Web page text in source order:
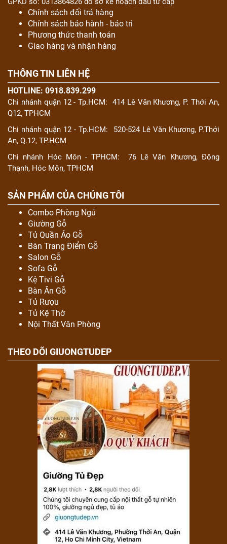
Chính sách đổi trả hàng
Chính sách bảo hành - bảo trì
Phương thức thanh toán
Giao hàng và nhận hàng
THÔNG TIN LIÊN HỆ
HOTLINE: 0918.839.299
Chi nhánh quận 12 - Tp.HCM:
414 Lê Văn Khương, P. Thới An,
Q12, TPHCM
Chi nhánh quận 12 - Tp.HCM:
520-524 Lê Văn Khương, P.Thới
An, Q.12, TP.HCM
Chi nhánh Hóc Môn - TPHCM:
76 Lê Văn Khương, Đông
Thạnh, Hóc Môn, TPHCM
SẢN PHẨM CỦA CHÚNG TÔI
Combo Phòng Ngủ
Giường Gỗ
Tủ Quần Áo Gỗ
Bàn Trang Điểm Gỗ
Salon Gỗ
Sofa Gỗ
Kệ Tivi Gỗ
Bàn Ăn Gỗ
Tủ Rượu
Tủ Kệ Thờ
Nội Thất Văn Phòng
THEO DÕI GIUONGTUDEP